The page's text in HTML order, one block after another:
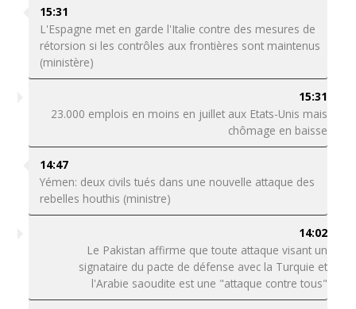
15:31
L'Espagne met en garde l'Italie contre des mesures de
rétorsion si les contrôles aux frontières sont maintenus
(ministère)
15:31
23.000 emplois en moins en juillet aux Etats-Unis mais
chômage en baisse
14:47
Yémen: deux civils tués dans une nouvelle attaque des
rebelles houthis (ministre)
14:02
Le Pakistan affirme que toute attaque visant un
signataire du pacte de défense avec la Turquie et
l'Arabie saoudite est une "attaque contre tous"